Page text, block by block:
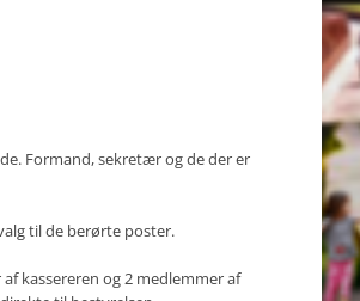
Formand, sekretær og de der er
til de berørte poster.
kassereren og 2 medlemmer af